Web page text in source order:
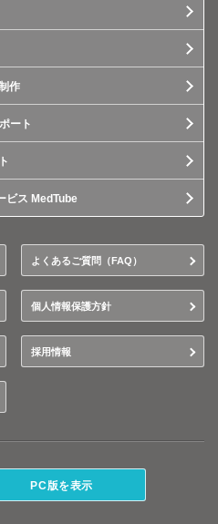
作
ート
ビス MedTube
よくあるご質問（FAQ）
個人情報保護方針
採用情報
PC版を表示